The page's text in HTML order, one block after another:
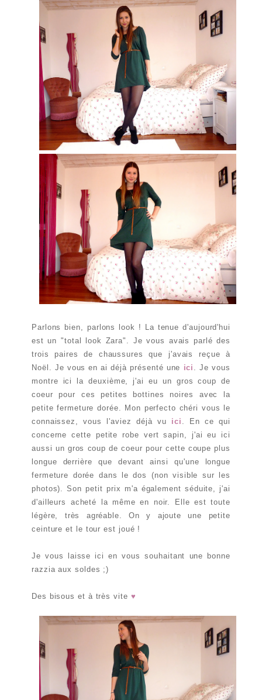
Parlons bien, parlons look ! La tenue d'aujourd'hui
est un "total look Zara". Je vous avais parlé des
trois paires de chaussures que j'avais reçue à
Noël. Je vous en ai déjà présenté une ici
. Je vous
montre ici la deuxième, j'ai eu un gros coup de
coeur pour ces petites bottines noires avec la
petite fermeture dorée. Mon perfecto chéri vous le
connaissez, vous l'aviez déjà vu ici
. En ce qui
concerne cette petite robe vert sapin, j'ai eu ici
aussi un gros coup de coeur pour cette coupe plus
longue derrière que devant ainsi qu'une longue
fermeture dorée dans le dos (non visible sur les
photos). Son petit prix m'a également séduite, j'ai
d'ailleurs acheté la même en noir. Elle est toute
légère, très agréable. On y ajoute une petite
ceinture et le tour est joué !
Je vous laisse ici en vous souhaitant une bonne
razzia aux soldes ;)
Des bisous et à très vite ♥